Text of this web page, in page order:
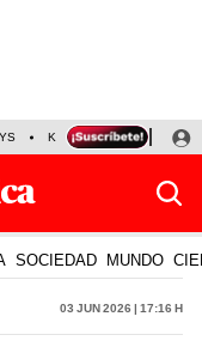
KENJI FUJIMORI
SOCIEDAD MUNDO
03 Jun 2026 | 17:16 h